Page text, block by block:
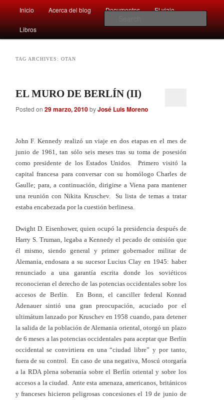
Afán por saber
nos rodea
Main
menu
Skip
to
Skip
to
Inicio Acerca del blog Documentos El viaje …
Libros
TAG ARCHIVES: OTAN
EL MURO DE BERLÍN (II)
Posted on 29 marzo, 2010byJosé Luis Moreno
John F. Kennedy realizó un viaje en dos etapas en el mes de
junio de 1961, tan sólo seis meses tras su toma de posesión
como presidente de los Estados Unidos. Primero visitó la
capital francesa para conversar con su homólogo Charles de
Gaulle; para, a continuación, dirigirse a Viena para mantener
una reunión con Nikita Kruschev. Su lista de temas a tratar
estaba encabezada por la cuestión berlinesa.
Dwight D. Eisenhower, quien ocupó la presidencia después de
Harry S. Truman, legaba a Kennedy el pecado de omisión que
él mismo, siendo general y primer gobernador militar de
Alemania, endosara a su sucesor Lucius Clay en 1945: haber
renunciado a una garantía escrita donde los soviéticos
reconocieran el derecho de las potencias occidentales sobre los
accesos de Berlín. En Bonn, el canciller federal Konrad
Adenauer sintió una gran preocupación, acuciado por el
ultimátum lanzado por Kruschev en 1958 cuando, para detener
la salida de la población de Alemania oriental, otorgó un plazo
de 6 meses a las potencias occidentales para aceptar que Berlín
occidental se convirtiera en una “ciudad libre” y por tanto,
fuera de su control. En caso de una negativa, Moscú otorgaría
a la RDA plena soberanía sobre el Berlín oriental y sobre los
accesos a la ciudad. Ante esta amenaza, americanos, británicos
y franceses hicieron peligrosas concesiones el 19 de junio de